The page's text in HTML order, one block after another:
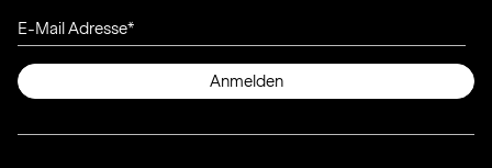
E-Mail Adresse
Anmelden